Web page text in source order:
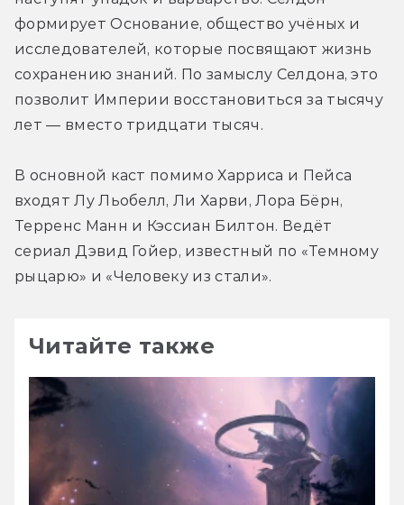
формирует Основание, общество учёных и
исследователей, которые посвящают жизнь
сохранению знаний. По замыслу Селдона, это
позволит Империи восстановиться за тысячу
лет — вместо тридцати тысяч.
В основной каст помимо Харриса и Пейса
входят Лу Льобелл, Ли Харви, Лора Бёрн,
Терренс Манн и Кэссиан Билтон. Ведёт
сериал Дэвид Гойер, известный по «Темному
рыцарю» и «Человеку из стали».
Читайте также